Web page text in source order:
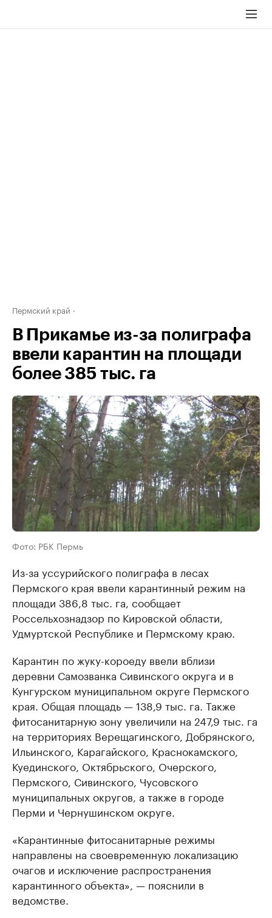
Пермский край
В Прикамье из-за полиграфа
ввели карантин на площади
более 385 тыс. га
Фото: РБК Пермь
Из-за уссурийского полиграфа в лесах
Пермского края ввели карантинный режим на
площади 386,8 тыс. га, сообщает
Россельхознадзор по Кировской области,
Удмуртской Республике и Пермскому краю.
Карантин по жуку-короеду ввели вблизи
деревни Самозванка Сивинского округа и в
Кунгурском муниципальном округе Пермского
края. Общая площадь — 138,9 тыс. га. Также
фитосанитарную зону увеличили на 247,9 тыс. га
на территориях Верещагинского, Добрянского,
Ильинского, Карагайского, Краснокамского,
Куединского, Октябрьского, Очерского,
Пермского, Сивинского, Чусовского
муниципальных округов, а также в городе
Перми и Чернушинском округе.
«Карантинные фитосанитарные режимы
направлены на своевременную локализацию
очагов и исключение распространения
карантинного объекта», — пояснили в
ведомстве.